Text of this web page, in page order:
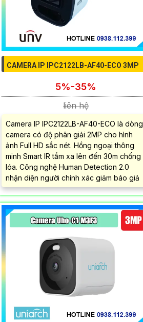
CAMERA IP IPC2122LB-AF40-ECO 3MP
5%-35%
liên hệ
Camera IP IPC2122LB-AF40-ECO là dòng
camera có độ phân giải 2MP cho hình
ảnh Full HD sắc nét. Hồng ngoại thông
minh Smart IR tầm xa lên đến 30m chống
lóa. Công nghệ Human Detection 2.0
nhận diện người chính xác giảm báo giả